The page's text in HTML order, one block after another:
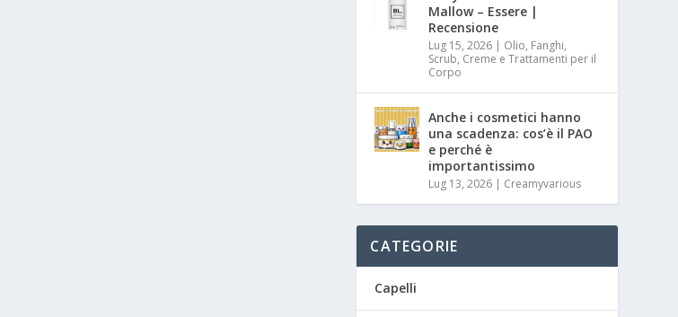
Mallow – Essere |
Recensione
Lug 15, 2026 | Olio, Fanghi,
Scrub, Creme e Trattamenti per il
Corpo
Anche i cosmetici hanno
una scadenza: cos’è il PAO
e perché è
importantissimo
Lug 13, 2026 | Creamyvarious
CATEGORIE
Capelli